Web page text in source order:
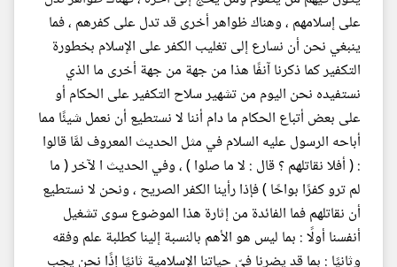
على إسلامهم ، وهناك ظواهر أخرى قد تدل على كفرهم ، فما
ينبغي نحن أن نسارع إلى تغليب الكفر على الإسلام بخطورة
التكفير كما ذكرنا آنفًا هذا من جهة من جهة أخرى ما الذي
نستفيده نحن اليوم من تشهير سلاح التكفير على الحكام أو
على بعض أتباع الحكام ما دام أننا لا نستطيع أن نعمل شيئًا مما
أباحه الرسول عليه السلام في مثل الحديث المعروف لمَّا قالوا
: ( أفلا نقاتلهم ؟ قال : لا ما صلوا ) ، وفي الحديث ا لآخر ( ما
لم ترو كفرًا بواحًا ) فإذا رأينا الكفر الصريح ، ونحن لا نستطيع
أن نقاتلهم فما الفائدة من إثارة هذا الموضوع سوى تشغيل
أنفسنا أولًا : بما ليس هو الأهم بالنسبة إلينا كطلبة علم وفقه